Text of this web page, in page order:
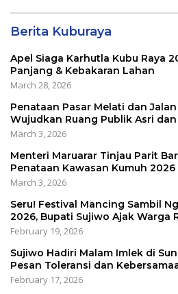
Berita Kuburaya
Apel Siaga Karhutla Kubu Raya
Panjang & Kebakaran Lahan
March 28, 2026
Penataan Pasar Melati dan
Wujudkan Ruang Publik Asri
March 3, 2026
Menteri Maruarar Tinjau Parit
Penataan Kawasan Kumuh 2026
March 3, 2026
Seru! Festival Mancing Sambil
2026, Bupati Sujiwo Ajak Warga
February 19, 2026
Sujiwo Hadiri Malam Imlek di
Pesan Toleransi dan
February 17, 2026